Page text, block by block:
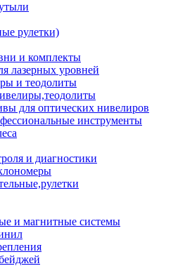
рулетки)
и комплекты
лазерных уровней
и теодолиты
для оптических нивелиров
инструменты
и диагностики
и магнитные системы